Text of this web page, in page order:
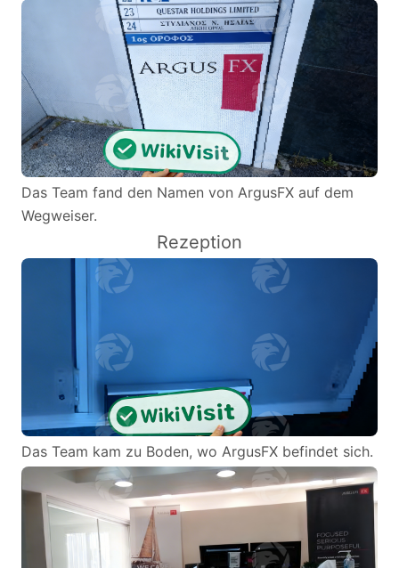
Das Team fand den Namen von ArgusFX auf dem
Wegweiser.
Rezeption
Das Team kam zu Boden, wo ArgusFX befindet sich.